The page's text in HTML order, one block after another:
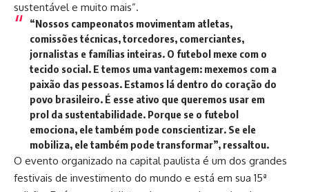
sustentável e muito mais”.
“Nossos campeonatos movimentam atletas,
comissões técnicas, torcedores, comerciantes,
jornalistas e famílias inteiras. O futebol mexe com o
tecido social. E temos uma vantagem: mexemos com a
paixão das pessoas. Estamos lá dentro do coração do
povo brasileiro. É esse ativo que queremos usar em
prol da sustentabilidade. Porque se o futebol
emociona, ele também pode conscientizar. Se ele
mobiliza, ele também pode transformar”, ressaltou.
O evento organizado na capital paulista é um dos grandes
festivais de investimento do mundo e está em sua 15ª